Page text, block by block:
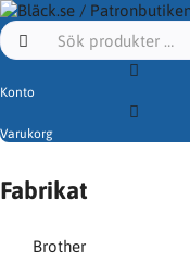
Konto
Varukorg
Fabrikat
Brother